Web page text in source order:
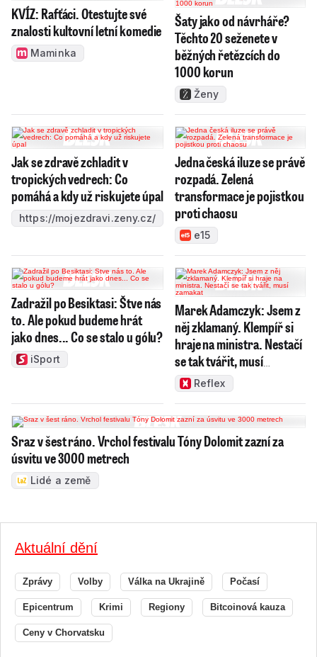
KVÍZ: Rafťáci. Otestujte své
znalosti kultovní letní komedie
Maminka
Šaty jako od návrháře?
Těchto 20 seženete v
běžných řetězcích do
1000 korun
Ženy
Jak se zdravě zchladit v
tropických vedrech: Co
pomáhá a kdy už riskujete úpal
https://mojezdravi.zeny.cz/
Jedna česká iluze se právě
rozpadá. Zelená
transformace je pojistkou
proti chaosu
e15
Zadražil po Besiktasi: Štve nás
to. Ale pokud budeme hrát
jako dnes... Co se stalo u gólu?
iSport
Marek Adamczyk: Jsem z
něj zklamaný. Klempíř si
hraje na ministra. Nestačí
se tak tvářit, musí
zamakat
Reflex
Sraz v šest ráno. Vrchol festivalu Tóny Dolomit zazní za
úsvitu ve 3000 metrech
Lidé a země
Aktuální dění
Zprávy Volby Válka na Ukrajině Počasí
Epicentrum Krimi Regiony Bitcoinová kauza
Ceny v Chorvatsku